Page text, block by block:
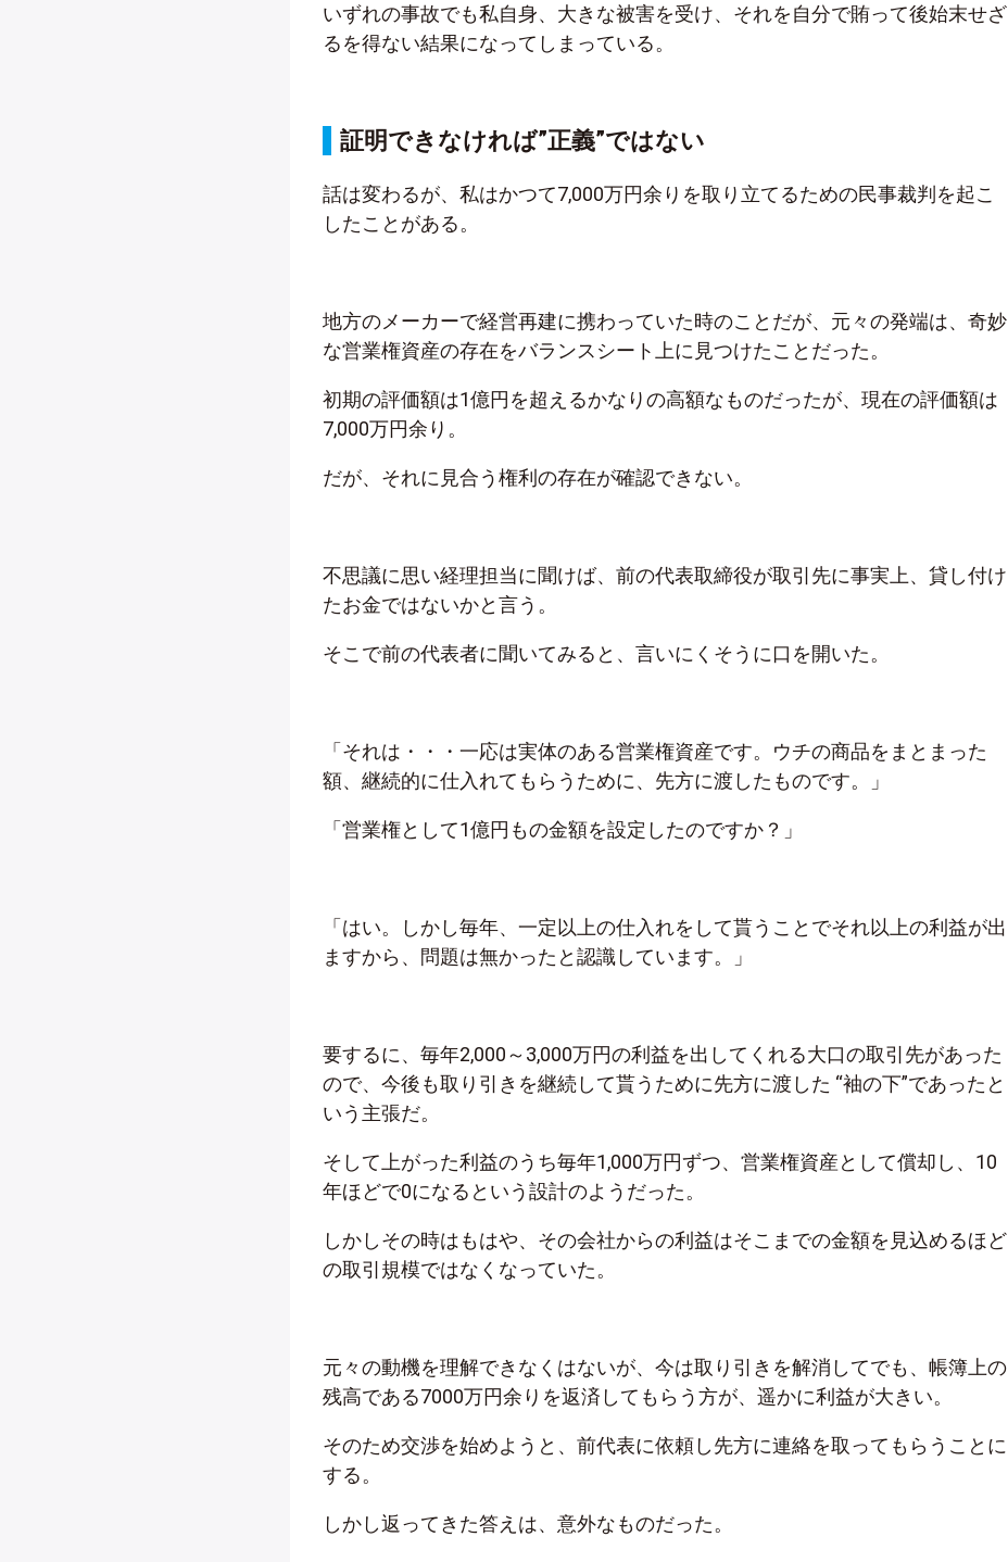
いずれの事故でも私自身、大きな被害を受け、それを自分で賄って後始末せざ
るを得ない結果になってしまっている。
証明できなければ”正義”ではない
話は変わるが、私はかつて7,000万円余りを取り立てるための民事裁判を起こ
したことがある。
地方のメーカーで経営再建に携わっていた時のことだが、元々の発端は、奇妙
な営業権資産の存在をバランスシート上に見つけたことだった。
初期の評価額は1億円を超えるかなりの高額なものだったが、現在の評価額は
7,000万円余り。
だが、それに見合う権利の存在が確認できない。
不思議に思い経理担当に聞けば、前の代表取締役が取引先に事実上、貸し付け
たお金ではないかと言う。
そこで前の代表者に聞いてみると、言いにくそうに口を開いた。
「それは・・・一応は実体のある営業権資産です。ウチの商品をまとまった
額、継続的に仕入れてもらうために、先方に渡したものです。」
「営業権として1億円もの金額を設定したのですか？」
「はい。しかし毎年、一定以上の仕入れをして貰うことでそれ以上の利益が出
ますから、問題は無かったと認識しています。」
要するに、毎年2,000～3,000万円の利益を出してくれる大口の取引先があった
ので、今後も取り引きを継続して貰うために先方に渡した “袖の下”であったと
いう主張だ。
そして上がった利益のうち毎年1,000万円ずつ、営業権資産として償却し、10
年ほどで0になるという設計のようだった。
しかしその時はもはや、その会社からの利益はそこまでの金額を見込めるほど
の取引規模ではなくなっていた。
元々の動機を理解できなくはないが、今は取り引きを解消してでも、帳簿上の
残高である7000万円余りを返済してもらう方が、遥かに利益が大きい。
そのため交渉を始めようと、前代表に依頼し先方に連絡を取ってもらうことに
する。
しかし返ってきた答えは、意外なものだった。